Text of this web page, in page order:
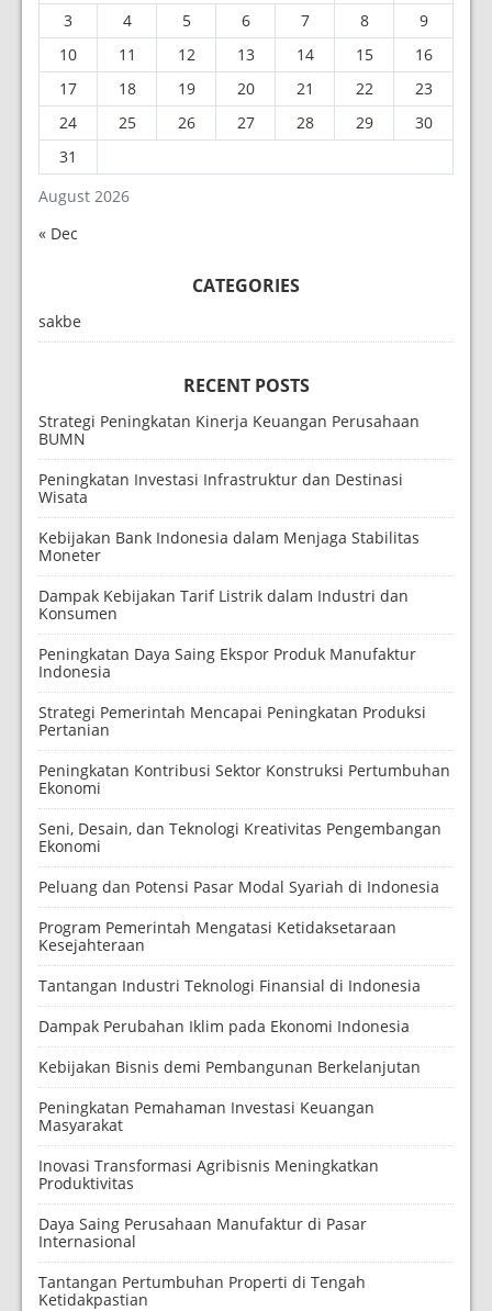
August 2026
3 4 5 6 7 8
9
10
11 12 13 14 15
16
17
18 19 20 21 22
23
24
25 26 27 28 29
30
31
« Dec
CATEGORIES
sakbe
RECENT POSTS
Strategi Peningkatan Kinerja Keuangan Perusahaan
BUMN
Peningkatan Investasi Infrastruktur dan Destinasi
Wisata
Kebijakan Bank Indonesia dalam Menjaga Stabilitas
Moneter
Dampak Kebijakan Tarif Listrik dalam Industri dan
Konsumen
Peningkatan Daya Saing Ekspor Produk Manufaktur
Indonesia
Strategi Pemerintah Mencapai Peningkatan Produksi
Pertanian
Peningkatan Kontribusi Sektor Konstruksi Pertumbuhan
Ekonomi
Seni, Desain, dan Teknologi Kreativitas Pengembangan
Ekonomi
Peluang dan Potensi Pasar Modal Syariah di Indonesia
Program Pemerintah Mengatasi Ketidaksetaraan
Kesejahteraan
Tantangan Industri Teknologi Finansial di Indonesia
Dampak Perubahan Iklim pada Ekonomi Indonesia
Kebijakan Bisnis demi Pembangunan Berkelanjutan
Peningkatan Pemahaman Investasi Keuangan
Masyarakat
Inovasi Transformasi Agribisnis Meningkatkan
Produktivitas
Daya Saing Perusahaan Manufaktur di Pasar
Internasional
Tantangan Pertumbuhan Properti di Tengah
Ketidakpastian